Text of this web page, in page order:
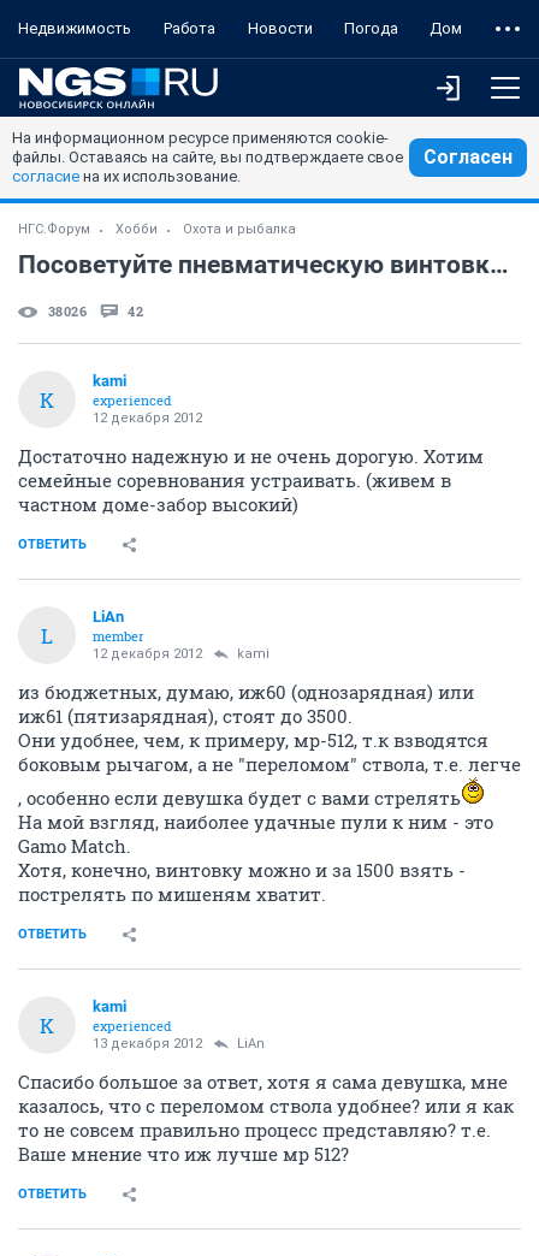
Недвижимость Работа Новости Погода Дом
На информационном ресурсе применяются cookie-
файлы. Оставаясь на сайте, вы подтверждаете свое
согласие на их использование.
Согласен
НГС.Форум Хобби Охота и рыбалка
Посоветуйте пневматическую винтовку для стрельбы по мишеням
38026 42
K
kami
experienced
12 декабря 2012
Достаточно надежную и не очень дорогую. Хотим
семейные соревнования устраивать. (живем в
частном доме-забор высокий)
ОТВЕТИТЬ
L
LiAn
member
12 декабря 2012 kami
из бюджетных, думаю, иж60 (однозарядная) или
иж61 (пятизарядная), стоят до 3500.
Они удобнее, чем, к примеру, мр-512, т.к взводятся
боковым рычагом, а не "переломом" ствола, т.е. легче
, особенно если девушка будет с вами стрелять
На мой взгляд, наиболее удачные пули к ним - это
Gamo Match.
Хотя, конечно, винтовку можно и за 1500 взять -
пострелять по мишеням хватит.
ОТВЕТИТЬ
K
kami
experienced
13 декабря 2012 LiAn
Спасибо большое за ответ, хотя я сама девушка, мне
казалось, что с переломом ствола удобнее? или я как
то не совсем правильно процесс представляю? т.е.
Ваше мнение что иж лучше мр 512?
ОТВЕТИТЬ